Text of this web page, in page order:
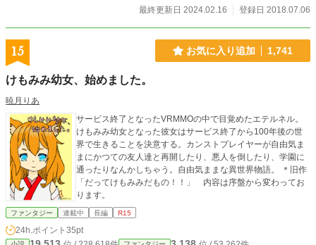
最終更新日 2024.02.16
登録日 2018.07.06
15 お気に入り追加 1,741
けもみみ幼女、始めました。
暁月りあ
サービス終了となったVRMMOの中で目覚めたエテルネル。
けもみみ幼女となった彼女はサービス終了から100年後の世
界で生きることを決意する。カンストプレイヤーが自由気ま
まにかつての友人達と再開したり、悪人を倒したり、学園に
通ったりなんかしちゃう。自由気ままな異世界物語。 ＊旧作
「だってけもみみだもの！！」 内容は序盤から変わってお
ります。
ファンタジー 連載中 長編 R15
24h.ポイント 35pt